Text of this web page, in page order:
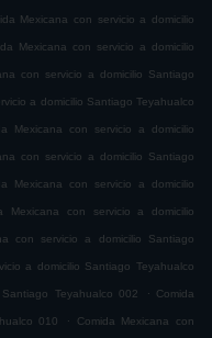
Mexicana con servicio a domicilio
Mexicana con servicio a domicilio
con servicio a domicilio Santiago
a domicilio Santiago Teyahualco
Mexicana con servicio a domicilio
con servicio a domicilio Santiago
Mexicana con servicio a domicilio
Mexicana con servicio a domicilio
con servicio a domicilio Santiago
a domicilio Santiago Teyahualco
Teyahualco 002 . Comida
010 . Comida Mexicana con